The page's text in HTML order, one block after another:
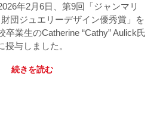
年2月6日、第9回「ジャンマリ
団ジュエリーデザイン優秀賞」を
業生のCatherine “Cathy” Aulick氏
授与しました。
続きを読む